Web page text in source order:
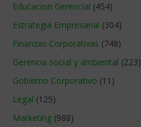
Educacion Gerencial (454)
Estrategia Empresarial (304)
Finanzas Corporativas (748)
Gerencia social y ambiental (223)
Gobierno Corporativo (11)
Legal (125)
Marketing (988)